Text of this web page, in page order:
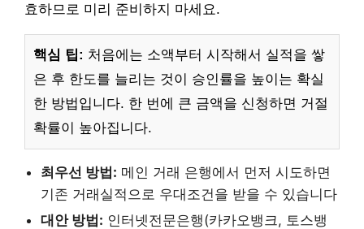
효하므로 미리 준비하지 마세요.
핵심 팁: 처음에는 소액부터 시작해서 실적을 쌓
은 후 한도를 늘리는 것이 승인률을 높이는 확실
한 방법입니다. 한 번에 큰 금액을 신청하면 거절
확률이 높아집니다.
최우선 방법: 메인 거래 은행에서 먼저 시도하면
기존 거래실적으로 우대조건을 받을 수 있습니다
대안 방법: 인터넷전문은행(카카오뱅크, 토스뱅